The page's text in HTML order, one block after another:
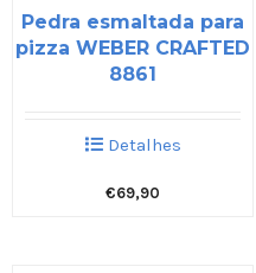
Pedra esmaltada para
pizza WEBER CRAFTED
8861
Detalhes
€69,90